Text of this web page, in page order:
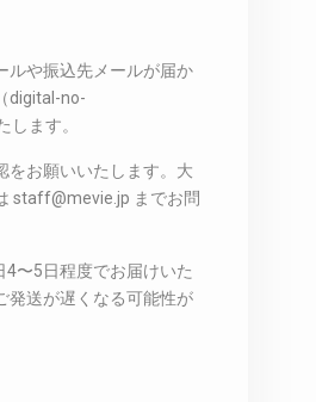
ルや振込先メールが届か
digital-no-
ます。
をお願いいたします。大
staff@mevie.jp までお問
4〜5日程度でお届けいた
発送が遅くなる可能性が